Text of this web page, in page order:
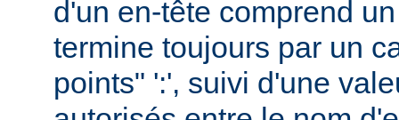
d'un en-tête comprend
termine toujours par un
points" ':', suivi d'une